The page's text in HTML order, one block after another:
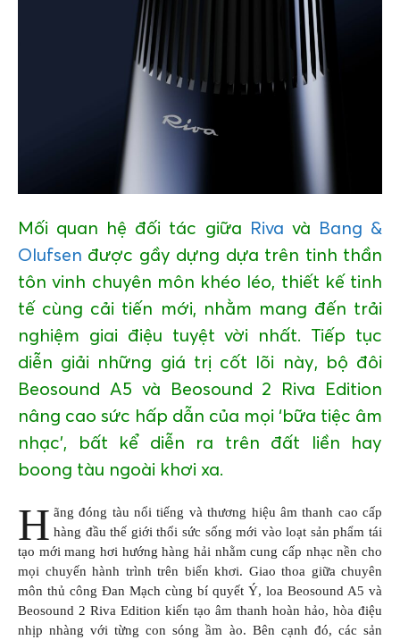
QUÀ TẶNG & SỰ KIỆN
Mối quan hệ đối tác giữa Riva và Bang &
Olufsen được gầy dựng dựa trên tinh thần
tôn vinh chuyên môn khéo léo, thiết kế tinh
tế cùng cải tiến mới, nhằm mang đến trải
nghiệm giai điệu tuyệt vời nhất. Tiếp tục
diễn giải những giá trị cốt lõi này, bộ đôi
Beosound A5 và Beosound 2 Riva Edition
nâng cao sức hấp dẫn của mọi ‘bữa tiệc âm
nhạc’, bất kể diễn ra trên đất liền hay
boong tàu ngoài khơi xa.
H ãng đóng tàu nổi tiếng và thương hiệu âm thanh cao cấp
hàng đầu thế giới thổi sức sống mới vào loạt sản phẩm tái
tạo mới mang hơi hướng hàng hải nhằm cung cấp nhạc nền cho
mọi chuyến hành trình trên biển khơi. Giao thoa giữa chuyên
môn thủ công Đan Mạch cùng bí quyết Ý, loa Beosound A5 và
Beosound 2 Riva Edition kiến tạo âm thanh hoàn hảo, hòa điệu
nhịp nhàng với từng con sóng ầm ào. Bên cạnh đó, các sản